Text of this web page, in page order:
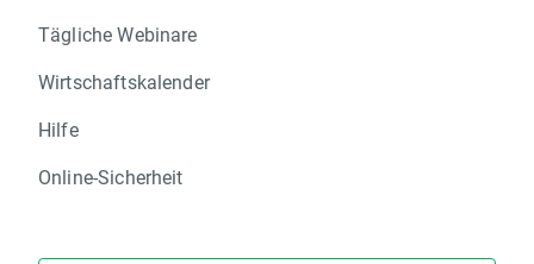
Tägliche Webinare
Wirtschaftskalender
Hilfe
Online-Sicherheit